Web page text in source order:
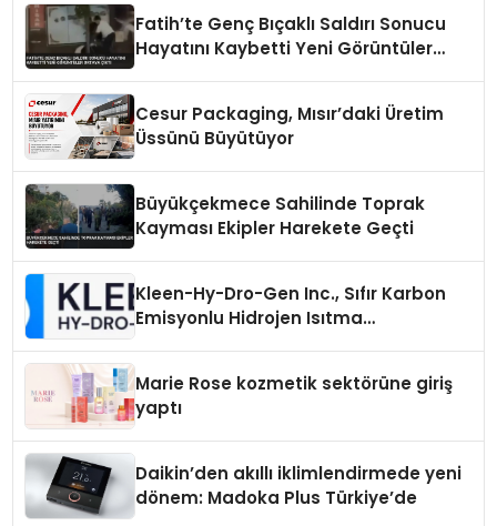
Fatih’te Genç Bıçaklı Saldırı Sonucu
Hayatını Kaybetti Yeni Görüntüler
Cesur Packaging, Mısır’daki Üretim
Üssünü Büyütüyor
Büyükçekmece Sahilinde Toprak
Kayması Ekipler Harekete Geçti
Kleen-Hy-Dro-Gen Inc., Sıfır Karbon
Emisyonlu Hidrojen Isıtma
Marie Rose kozmetik sektörüne giriş
yaptı
Daikin’den akıllı iklimlendirmede yeni
dönem: Madoka Plus Türkiye’de